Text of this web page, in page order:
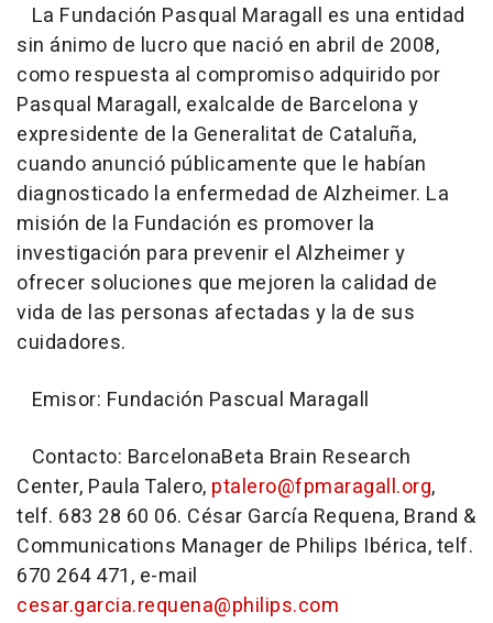
La Fundación Pasqual Maragall es una entidad
sin ánimo de lucro que nació en abril de 2008,
como respuesta al compromiso adquirido por
Pasqual Maragall, exalcalde de Barcelona y
expresidente de la Generalitat de Cataluña,
cuando anunció públicamente que le habían
diagnosticado la enfermedad de Alzheimer. La
misión de la Fundación es promover la
investigación para prevenir el Alzheimer y
ofrecer soluciones que mejoren la calidad de
vida de las personas afectadas y la de sus
cuidadores.
Emisor: Fundación Pascual Maragall
Contacto: BarcelonaBeta Brain Research
Center, Paula Talero, ptalero@fpmaragall.org,
telf. 683 28 60 06. César García Requena, Brand &
Communications Manager de Philips Ibérica, telf.
670 264 471, e-mail
cesar.garcia.requena@philips.com